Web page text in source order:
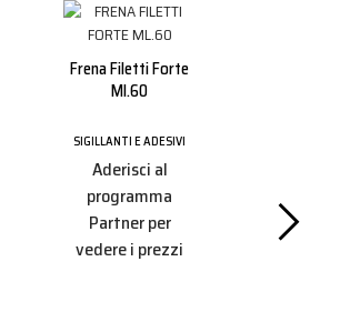
Frena Filetti Forte
Ml.60
SIGILLANTI E ADESIVI
Aderisci al
programma
Partner per
vedere i prezzi